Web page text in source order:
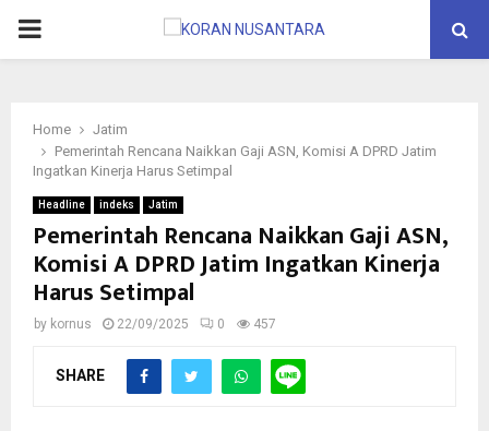
PRIMARY
Home
Jatim
Pemerintah Rencana Naikkan Gaji ASN, Komisi A DPRD Jatim
Ingatkan Kinerja Harus Setimpal
Headline indeks Jatim
Pemerintah Rencana Naikkan Gaji ASN,
Komisi A DPRD Jatim Ingatkan Kinerja
Harus Setimpal
by kornus 22/09/2025 0 457
SHARE